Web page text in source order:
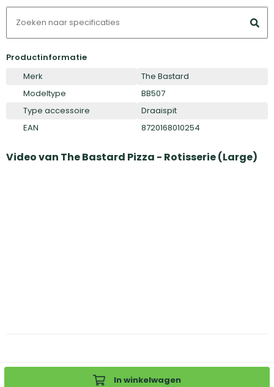
In winkelwagen
Productinformatie
Merk
The Bastard
Modeltype
BB507
Type accessoire
Draaispit
EAN
8720168010254
Video van The Bastard Pizza - Rotisserie (Large)